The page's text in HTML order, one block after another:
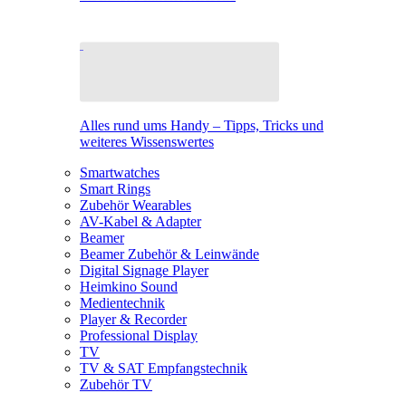
Alles rund ums Handy – Tipps, Tricks und
weiteres Wissenswertes
Smartwatches
Smart Rings
Zubehör Wearables
AV-Kabel & Adapter
Beamer
Beamer Zubehör & Leinwände
Digital Signage Player
Heimkino Sound
Medientechnik
Player & Recorder
Professional Display
TV
TV & SAT Empfangstechnik
Zubehör TV